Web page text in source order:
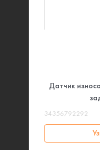
Датчик
34356792292